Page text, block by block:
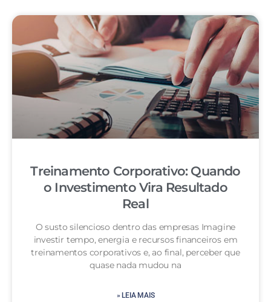
Treinamento Corporativo: Quando
o Investimento Vira Resultado
Real
O susto silencioso dentro das empresas Imagine
investir tempo, energia e recursos financeiros em
treinamentos corporativos e, ao final, perceber que
quase nada mudou na
» LEIA MAIS